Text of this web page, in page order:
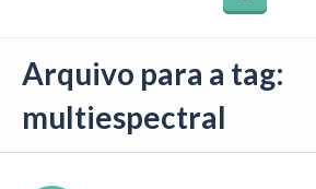
Arquivo para a tag:
multiespectral